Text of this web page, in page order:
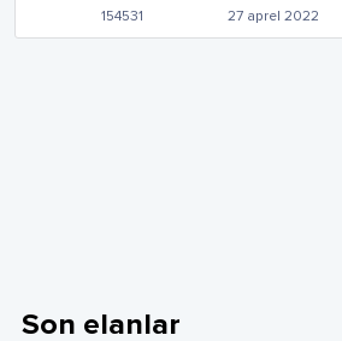
154531
27 aprel 2022
Son elanlar